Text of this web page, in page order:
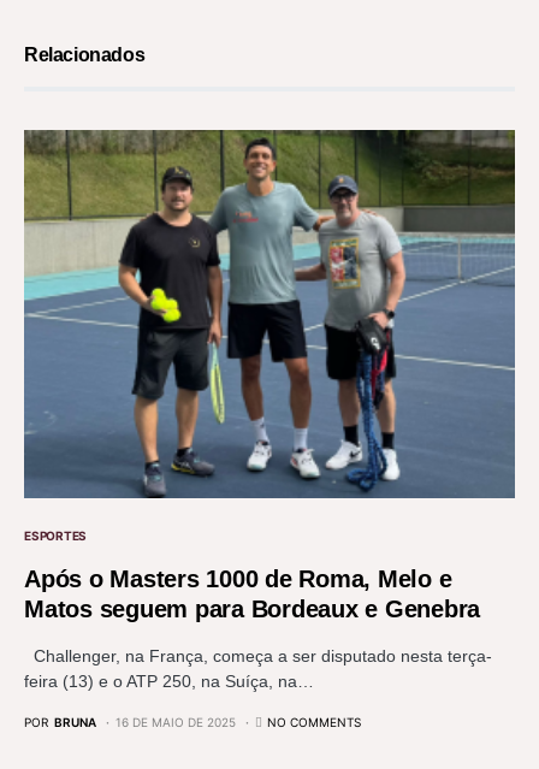
Relacionados
ESPORTES
Após o Masters 1000 de Roma, Melo e
Matos seguem para Bordeaux e Genebra
Challenger, na França, começa a ser disputado nesta terça-
feira (13) e o ATP 250, na Suíça, na…
POR BRUNA 16 DE MAIO DE 2025 NO COMMENTS